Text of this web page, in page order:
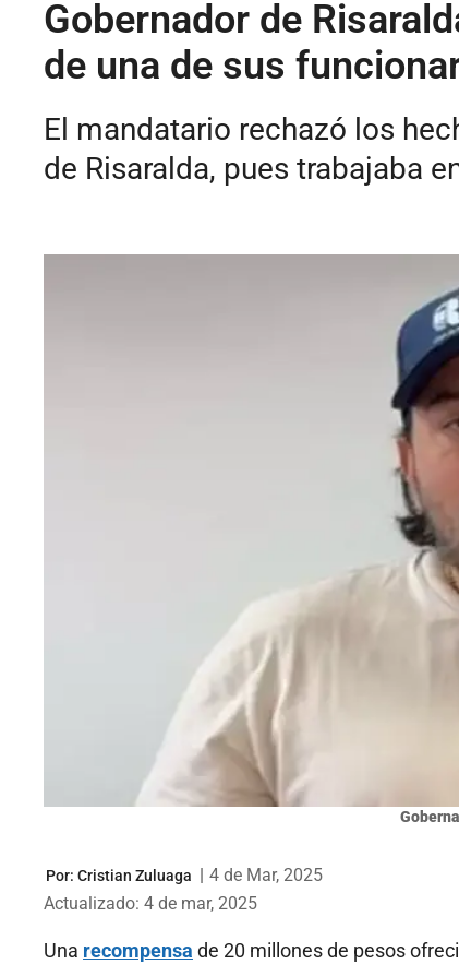
Gobernador de
de una de sus
El mandatario rechazó los
de Risaralda, pues trabajaba
Por: Cristian Zuluaga | 4 de Mar, 2025
Actualizado: 4 de mar, 2025
Una recompensa de 20 millones de pesos